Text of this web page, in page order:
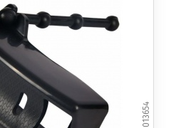
013654